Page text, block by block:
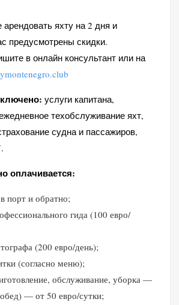
яхту на 2 дня и
предусмотрены скидки.
в онлайн консультант или на
услуги капитана,
техобслуживание яхт,
судна и пассажиров,
оплачивается:
порт и обратно;
гида (100 евро/
(200 евро/день);
(согласно меню);
обслуживание, уборка —
обед) — от 50 евро/сутки;